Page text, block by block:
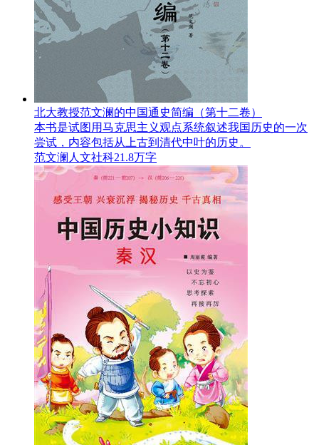
北大教授范文澜的中国通史简编（第十二卷）
本书是试图用马克思主义观点系统叙述我国历史的一次
尝试，内容包括从上古到清代中叶的历史。
范文澜 人文社科21.8万字